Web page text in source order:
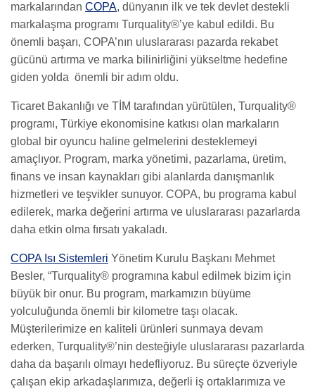
markalarından COPA, dünyanın ilk ve tek devlet destekli
markalaşma programı Turquality®’ye kabul edildi. Bu
önemli başarı, COPA’nın uluslararası pazarda rekabet
gücünü artırma ve marka bilinirliğini yükseltme hedefine
giden yolda önemli bir adım oldu.
Ticaret Bakanlığı ve TİM tarafından yürütülen, Turquality®
programı, Türkiye ekonomisine katkısı olan markaların
global bir oyuncu haline gelmelerini desteklemeyi
amaçlıyor. Program, marka yönetimi, pazarlama, üretim,
finans ve insan kaynakları gibi alanlarda danışmanlık
hizmetleri ve teşvikler sunuyor. COPA, bu programa kabul
edilerek, marka değerini artırma ve uluslararası pazarlarda
daha etkin olma fırsatı yakaladı.
COPA Isı Sistemleri Yönetim Kurulu Başkanı Mehmet
Besler, “Turquality® programına kabul edilmek bizim için
büyük bir onur. Bu program, markamızın büyüme
yolculuğunda önemli bir kilometre taşı olacak.
Müşterilerimize en kaliteli ürünleri sunmaya devam
ederken, Turquality®’nin desteğiyle uluslararası pazarlarda
daha da başarılı olmayı hedefliyoruz. Bu süreçte özveriyle
çalışan ekip arkadaşlarımıza, değerli iş ortaklarımıza ve